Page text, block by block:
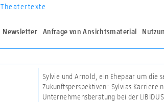
Theatertexte
Newsletter Anfrage von Ansichtsmaterial
Sylvie und Arnold, ein Ehepaar um die
Zukunftsperspektiven: Sylvias
Unternehmensberatung bei der